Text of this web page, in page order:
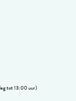
tot 13:00 uur)